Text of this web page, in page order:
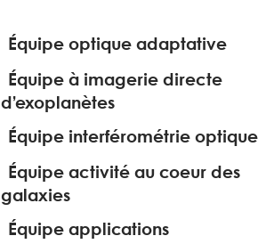
Équipe optique adaptative
Équipe à imagerie directe
d’exoplanètes
Équipe interférométrie optique
Équipe activité au coeur des
galaxies
Équipe applications